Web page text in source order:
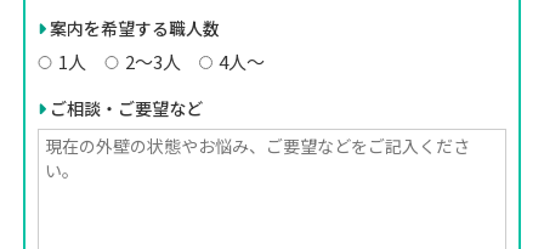
案内を希望する職人数
1人 2〜3人 4人〜
ご相談・ご要望など